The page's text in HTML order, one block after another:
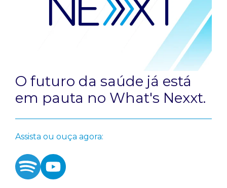
O futuro da saúde já está
em pauta no What's Nexxt.
Assista ou ouça agora: